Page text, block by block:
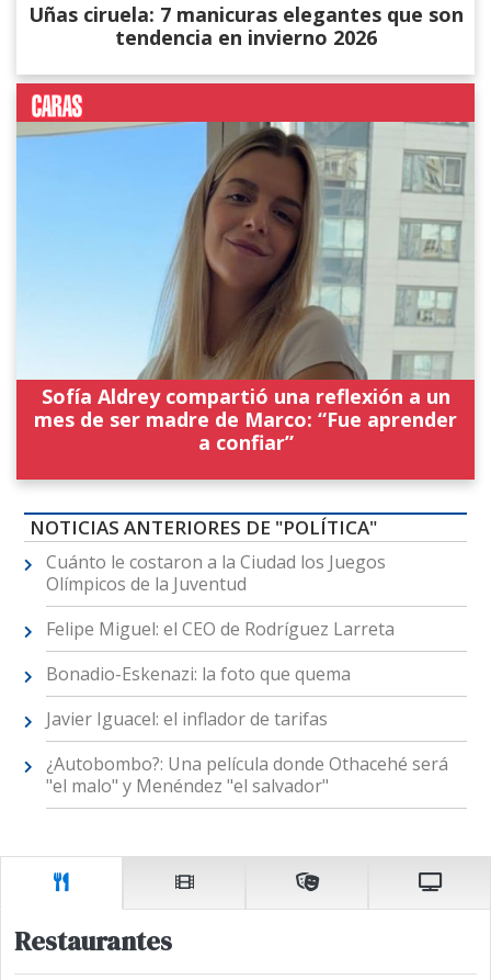
Uñas ciruela: 7 manicuras elegantes que son
tendencia en invierno 2026
Sofía Aldrey compartió una reflexión a un
mes de ser madre de Marco: “Fue aprender
a confiar”
NOTICIAS ANTERIORES DE "POLÍTICA"
Cuánto le costaron a la Ciudad los Juegos
Olímpicos de la Juventud
Felipe Miguel: el CEO de Rodríguez Larreta
Bonadio-Eskenazi: la foto que quema
Javier Iguacel: el inflador de tarifas
¿Autobombo?: Una película donde Othacehé será
"el malo" y Menéndez "el salvador"
Restaurantes